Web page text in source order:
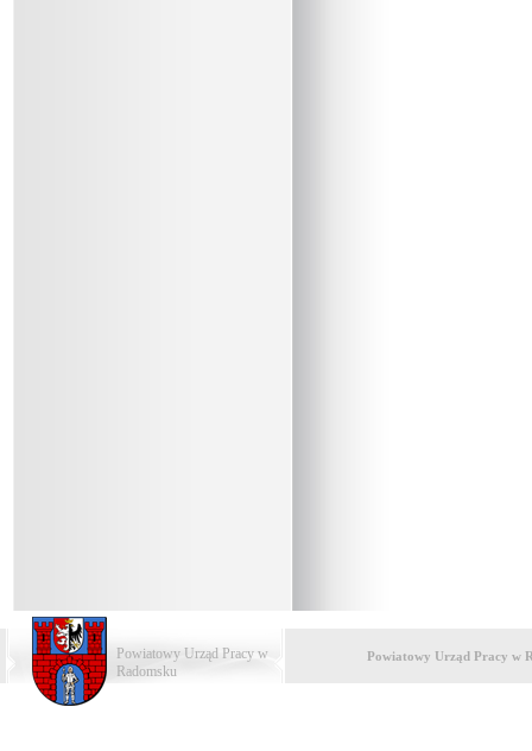
Powiatowy Urząd Pracy w
Radomsku
Powiatowy Urząd Pracy w